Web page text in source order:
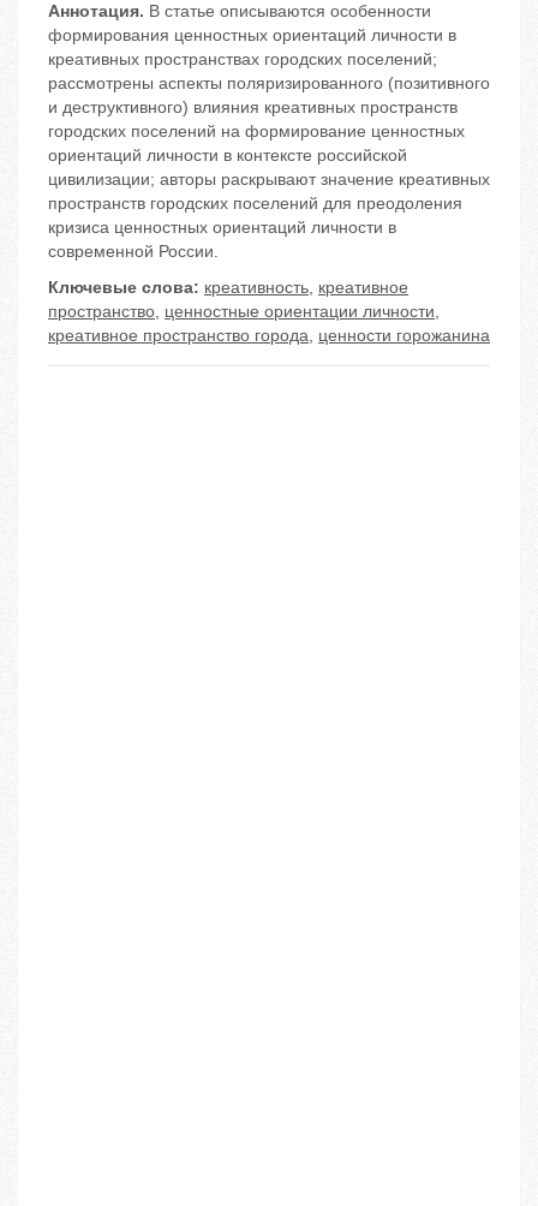
Аннотация. В статье описываются особенности
формирования ценностных ориентаций личности в
креативных пространствах городских поселений;
рассмотрены аспекты поляризированного (позитивного
и деструктивного) влияния креативных пространств
городских поселений на формирование ценностных
ориентаций личности в контексте российской
цивилизации; авторы раскрывают значение креативных
пространств городских поселений для преодоления
кризиса ценностных ориентаций личности в
современной России.
Ключевые слова: креативность, креативное
пространство, ценностные ориентации личности,
креативное пространство города, ценности горожанина